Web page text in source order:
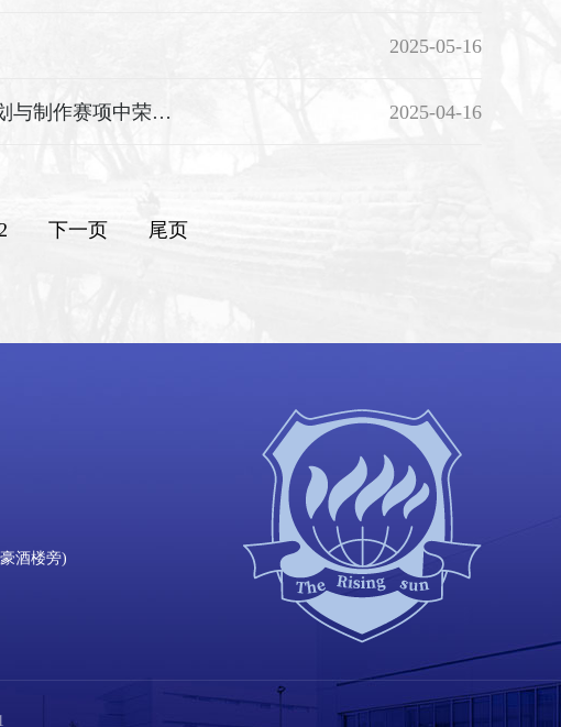
2025-05-16
匠心筑梦，艺展风采——我系数媒学子在省赛融媒体内容策划与制作赛项中荣获二等奖 2025-04-16
下一页 尾页
酒楼旁)